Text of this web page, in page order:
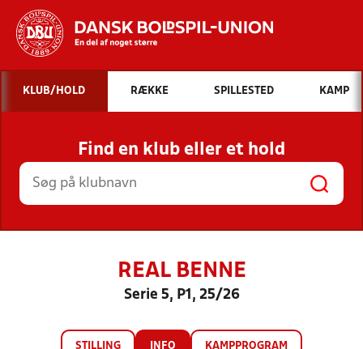
Hvad vil du søge efter?
INDHOLD OG NYHEDER
STILLINGER, RESULTATER, KLUBBER OG
HOLD
KLUB/HOLD RÆKKE SPILLESTED KAMP
Find en klub eller et hold
REAL BENNE
Serie 5, P1, 25/26
STILLING INFO KAMPPROGRAM